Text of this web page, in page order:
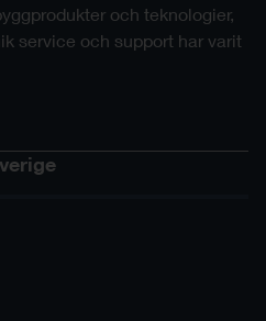
och teknologier,
service och support har varit